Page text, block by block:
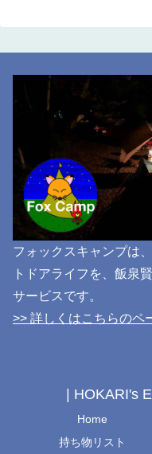
フォックスキャンプは
トドアライフを、飯泉
サービスです。
>> 詳しくはこちらのペ
| HOKARI's
Home
持ち物リスト